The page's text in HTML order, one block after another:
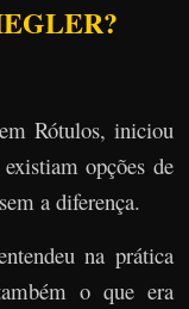
Rótulos, iniciou
opções de
a diferença.
na prática
o que era